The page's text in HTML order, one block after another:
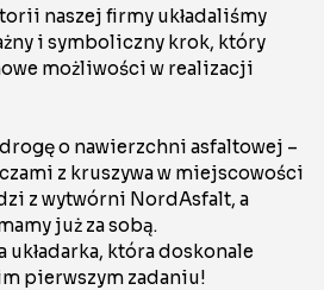
naszej firmy układaliśmy
i symboliczny krok, który
możliwości w realizacji
o nawierzchni asfaltowej –
z kruszywa w miejscowości
z wytwórni NordAsfalt, a
już za sobą.
układarka, która doskonale
pierwszym zadaniu!